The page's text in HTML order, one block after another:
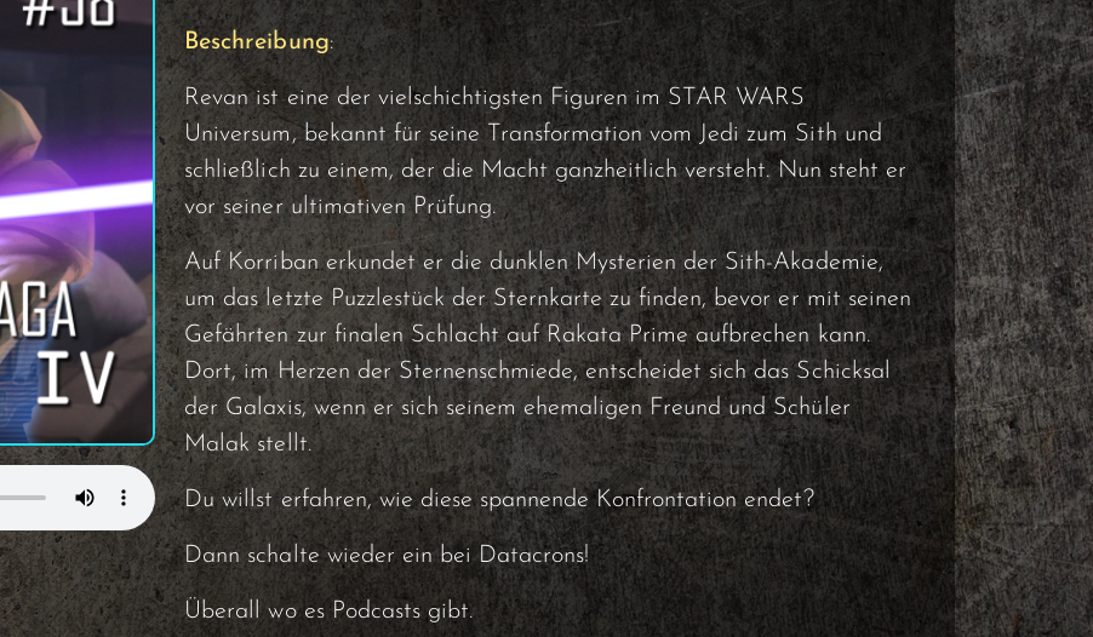
Beschreibung:
Revan ist eine der vielschichtigsten Figuren im STAR WARS
Universum, bekannt für seine Transformation vom Jedi zum Sith und
schließlich zu einem, der die Macht ganzheitlich versteht. Nun steht er
vor seiner ultimativen Prüfung.
Auf Korriban erkundet er die dunklen Mysterien der Sith-Akademie,
um das letzte Puzzlestück der Sternkarte zu finden, bevor er mit seinen
Gefährten zur finalen Schlacht auf Rakata Prime aufbrechen kann.
Dort, im Herzen der Sternenschmiede, entscheidet sich das Schicksal
der Galaxis, wenn er sich seinem ehemaligen Freund und Schüler
Malak stellt.
Du willst erfahren, wie diese spannende Konfrontation endet?
Dann schalte wieder ein bei Datacrons!
Überall wo es Podcasts gibt.